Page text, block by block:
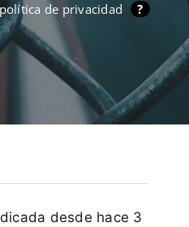
política de privacidad ?
desde hace 3